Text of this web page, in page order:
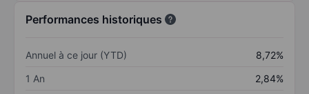
Performances historiques
Annuel à ce jour (YTD)
8,72%
1 An
2,84%